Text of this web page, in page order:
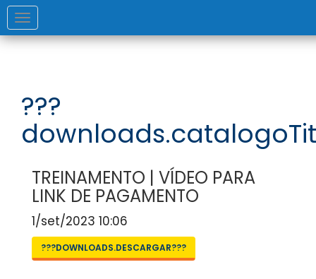
Toggle
navigation
???
TREINAMENTO | VÍDEO PARA
LINK DE PAGAMENTO
1/set/2023 10:06
???DOWNLOADS.DESCARGAR???